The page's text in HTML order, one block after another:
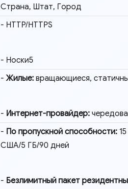
Страна, Штат, Город
- HTTP/HTTPS
- Носки5
- Жилые: вращающиеся,
- Интернет-провайдер:
- По пропускной способности:
США/5 ГБ/90 дней
- Безлимитный пакет